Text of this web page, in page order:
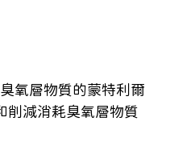
氧層物質的蒙特利爾
削減消耗臭氧層物質